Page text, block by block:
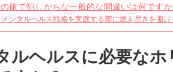
旅で犯しがちな一般的な間違いは何ですか
ンタルヘルス戦略を実践する際に燃え尽きを避
ルヘルスに必要な